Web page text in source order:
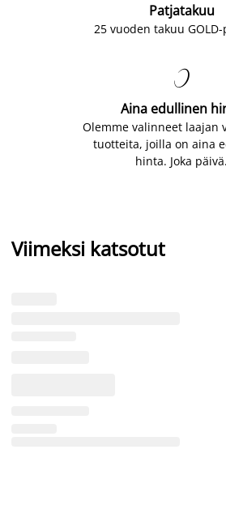
Patjatakuu
25 vuoden takuu

Aina edullinen
Olemme valinneet laajan
tuotteita, joilla on aina
hinta. Joka päivä.
Viimeksi katsotut